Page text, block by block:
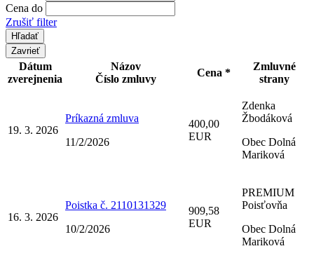
Cena do
Zrušiť filter
Zavrieť
Dátum
zverejnenia
Názov
Číslo zmluvy
Cena *
Zmluvné
strany
19. 3. 2026
Príkazná zmluva
11/2/2026
400,00
EUR
Zdenka
Žbodáková
Obec Dolná
Mariková
16. 3. 2026
Poistka č. 2110131329
10/2/2026
909,58
EUR
PREMIUM
Poisťovňa
Obec Dolná
Mariková